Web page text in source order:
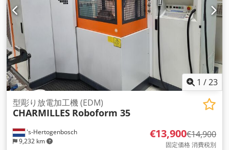
1 /23
's-Hertogenbosch
9,232 km
型彫り放電加工機 (EDM)
CHARMILLES Roboform 35
€13,900€14,900
固定価格 消費税別